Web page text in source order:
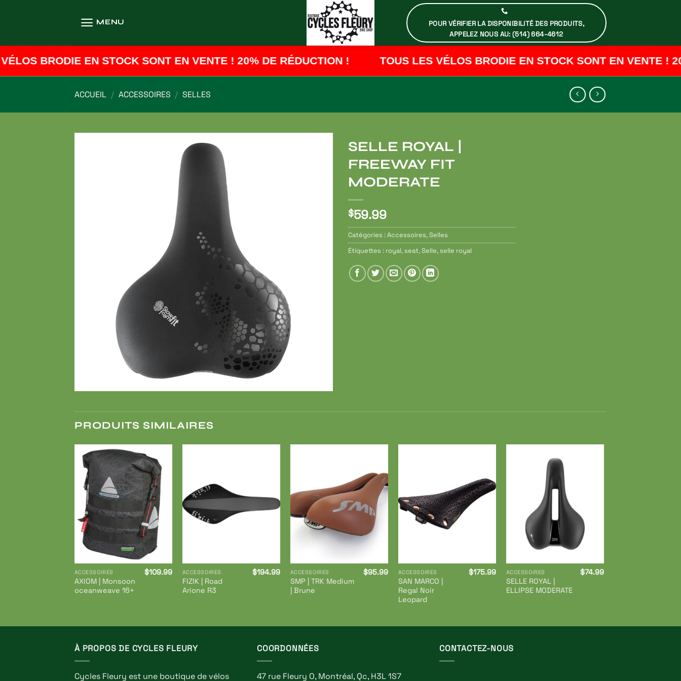
MENU
POUR VÉRIFIER LA DISPONIBILITÉ DES PRODUITS,
APPELEZ NOUS AU: (514) 664-4612
BRODIE EN STOCK SONT EN VENTE ! 20% DE RÉDUCTION ! TOUS LES VÉLOS BRODIE EN STOCK SONT EN VENTE !
ACCUEIL / ACCESSOIRES / SELLES
SELLE ROYAL |
FREEWAY FIT
MODERATE
$59.99
Catégories :Accessoires,Selles
Étiquettes : royal,seat,Selle,selle royal
PRODUITS SIMILAIRES
Ajouter
à ma
liste de
souhaits
ACCESSOIRES
AXIOM | Monsoon
oceanweave 16+
$109.99 ACCESSOIRES
FIZIK | Road
Arione R3
$194.99
Ajouter
à ma
liste de
souhaits
ACCESSOIRES
SMP | TRK Medium
| Brune
$95.99
à ma
liste de
souhaits
ACCESSOIRES
SAN MARCO |
Regal Noir
Leopard
$175.99 ACCESSOIRES
SELLE ROYAL |
ELLIPSE MODERATE
$74.99
À PROPOS DE CYCLES FLEURY
Cycles Fleury est une boutique de vélos
COORDONNÉES
47 rue Fleury O, Montréal, Qc, H3L 1S7
CONTACTEZ-NOUS